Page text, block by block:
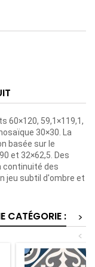
60×120, 59,1×119,1,
30×30. La
basée sur le
et 32×62,5. Des
continuité des
jeu subtil d'ombre et
CATÉGORIE :
>
<